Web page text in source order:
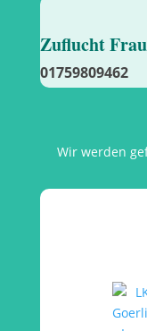
Zuflucht
01759809462
Wir werden